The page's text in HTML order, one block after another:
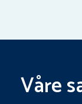
Våre